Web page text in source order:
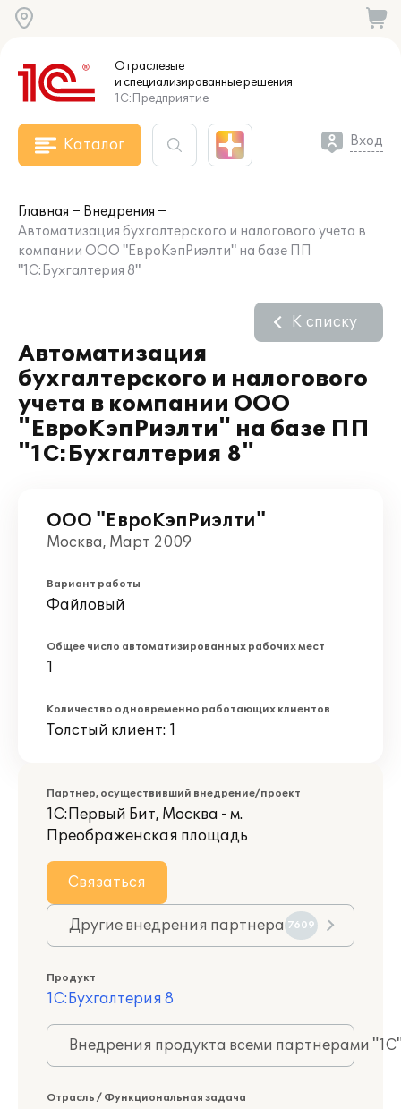
Отраслевые
и специализированныерешения
1С:Предприятие
Каталог Вход
Главная
Внедрения
Автоматизация бухгалтерского и налогового учета в
компании ООО "ЕвроКэпРиэлти" на базе ПП
"1С:Бухгалтерия 8"
Автоматизация
бухгалтерского и налогового
учета в компании ООО
"ЕвроКэпРиэлти" на базе ПП
"1С:Бухгалтерия 8"
К списку
ООО "ЕвроКэпРиэлти"
Москва, Март 2009
Вариант работы
Файловый
Общее число автоматизированных рабочих мест
1
Количество одновременно работающих клиентов
Толстый клиент: 1
Партнер, осуществивший внедрение/проект
1С:Первый Бит, Москва - м.
Преображенская площадь
Связаться
Другие внедрения партнера 7609
Продукт
1С:Бухгалтерия 8
Внедрения продукта всеми партнерами
Отрасль / Функциональная задача